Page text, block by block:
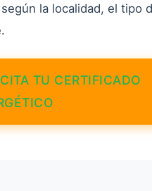
la localidad, el tipo
TU CERTIFICADO